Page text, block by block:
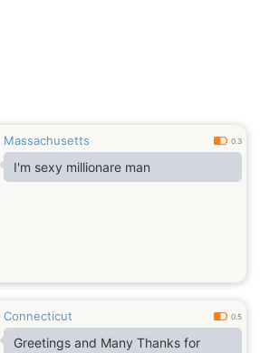
Massachusetts 0.3
I'm sexy millionare man
Connecticut 0.5
Greetings and Many Thanks for